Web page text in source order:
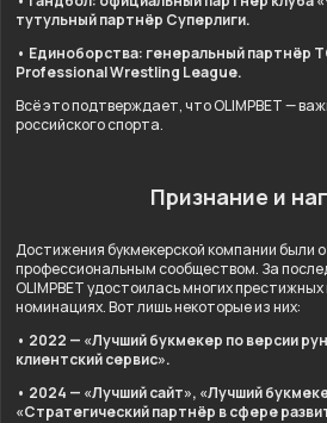
тутульный партнёр Суперлиги.
• Единоборства: генеральный партнёр
Professional Wrestling League.
Всё это подтверждает, что OLIMPBET —
российского спорта.
Признание и
Достижения букмекерской компании были
профессиональным сообществом. За
OLIMPBET удостоилась многих
номинациях. Вот лишь некоторые из них:
• 2022 — «Лучший букмекер по версии
клиентский сервис».
• 2024 — «Лучший сайт», «Лучший
«Стратегический партнёр в сфере